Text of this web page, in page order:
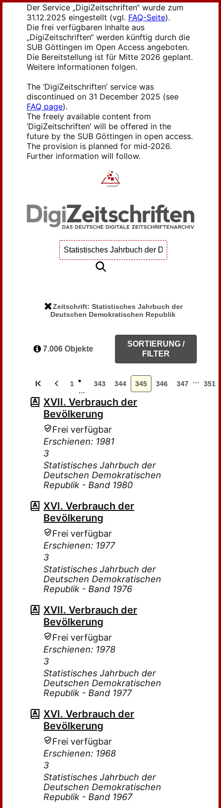
Der Service „DigiZeitschriften“ wurde zum
31.12.2025 eingestellt (vgl. FAQ-Seite).
Die frei verfügbaren Inhalte aus
„DigiZeitschriften“ werden künftig durch die
SUB Göttingen im Open Access angeboten.
Die Bereitstellung ist für Mitte 2026 geplant.
Weitere Informationen folgen.
The ‘DigiZeitschriften’ service was
discontinued on 31 December 2025 (see
FAQ page).
The freely available content from
‘DigiZeitschriften’ will be offered in the
future by the SUB Göttingen in open access.
The provision is planned for mid-2026.
Further information will follow.
Zeitschrift: Statistisches Jahrbuch der
Deutschen Demokratischen Republik
7.006 Objekte
SORTIERUNG /
FILTER
1
…
343 344 345 346 347 … 351
XVII. Verbrauch der
Bevölkerung
Frei verfügbar
Erschienen: 1981
3
Statistisches Jahrbuch der
Deutschen Demokratischen
Republik - Band 1980
XVI. Verbrauch der
Bevölkerung
Frei verfügbar
Erschienen: 1977
3
Statistisches Jahrbuch der
Deutschen Demokratischen
Republik - Band 1976
XVII. Verbrauch der
Bevölkerung
Frei verfügbar
Erschienen: 1978
3
Statistisches Jahrbuch der
Deutschen Demokratischen
Republik - Band 1977
XVI. Verbrauch der
Bevölkerung
Frei verfügbar
Erschienen: 1968
3
Statistisches Jahrbuch der
Deutschen Demokratischen
Republik - Band 1967